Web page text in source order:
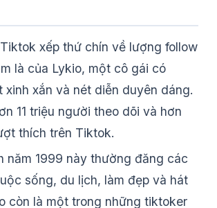
xếp thứ chín về lượng follow
là của Lykio, một cô gái có
xinh xắn và nét diễn duyên dáng.
11 triệu người theo dõi và hơn
thích trên Tiktok.
năm 1999 này thường đăng các
sống, du lịch, làm đẹp và hát
còn là một trong những tiktoker